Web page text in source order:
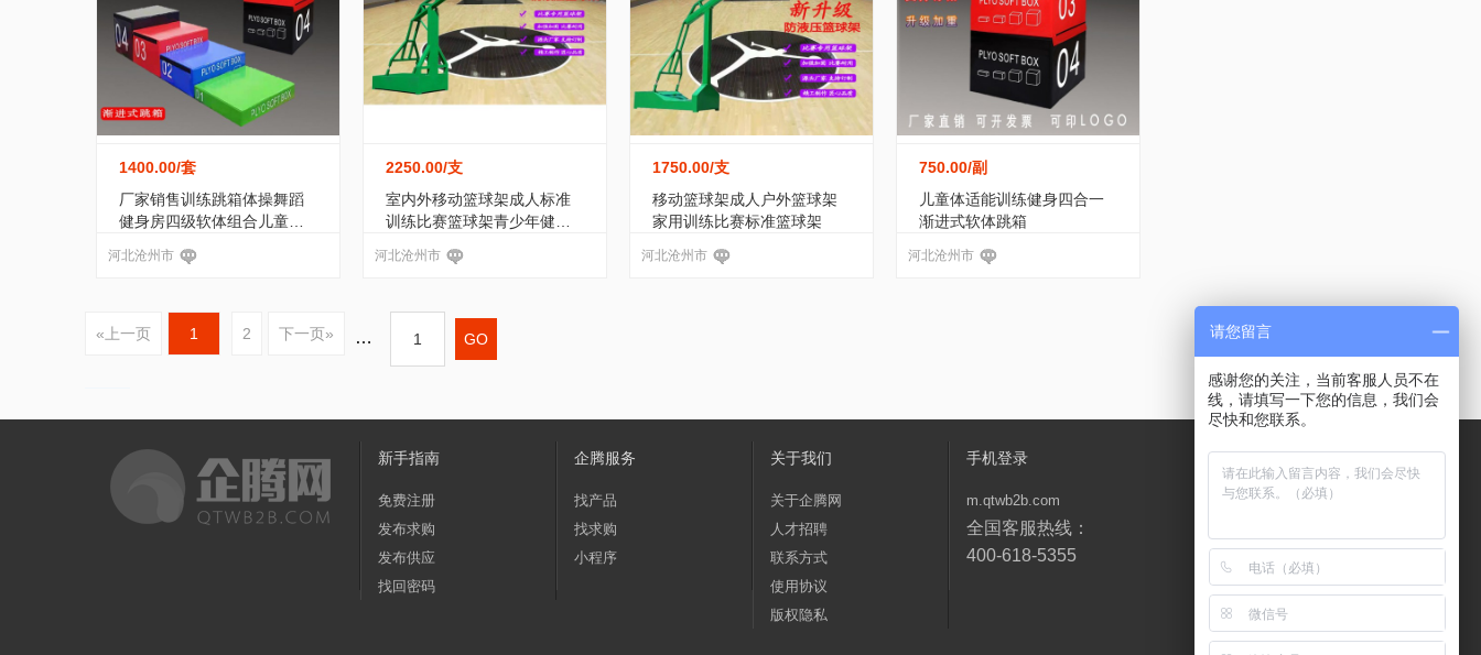
1400.00/套
厂家销售训练跳箱体操舞蹈
健身房四级软体组合儿童弹
河北沧州市
2250.00/支
室内外移动篮球架成人标准
训练比赛篮球架青少年健身
河北沧州市
1750.00/支
移动篮球架成人户外篮球架
家用训练比赛标准篮球架
河北沧州市
750.00/副
儿童体适能训练健身四合一
渐进式软体跳箱
河北沧州市
«上一页 1 2 …
下一页»
新手指南
免费注册
发布求购
发布供应
找回密码
企腾服务
找产品
找求购
小程序
关于我们
关于企腾网
人才招聘
联系方式
使用协议
版权隐私
手机登录
m.qtwb2b.com
全国客服热线：
400-618-5355
请您留言
感谢您的关注，当前客服人员不在
线，请填写一下您的信息，我们会
尽快和您联系。